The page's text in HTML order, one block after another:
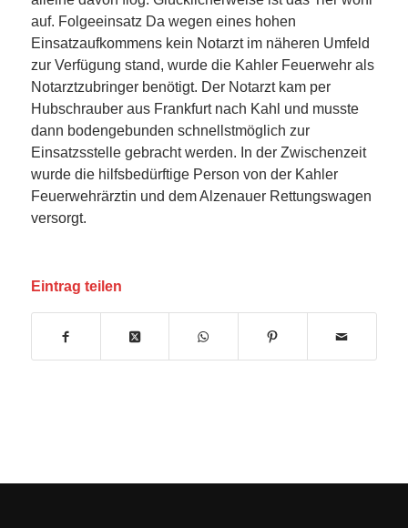
auf. Folgeeinsatz Da wegen eines hohen
Einsatzaufkommens kein Notarzt im näheren Umfeld
zur Verfügung stand, wurde die Kahler Feuerwehr als
Notarztzubringer benötigt. Der Notarzt kam per
Hubschrauber aus Frankfurt nach Kahl und musste
dann bodengebunden schnellstmöglich zur
Einsatzsstelle gebracht werden. In der Zwischenzeit
wurde die hilfsbedürftige Person von der Kahler
Feuerwehrärztin und dem Alzenauer Rettungswagen
versorgt.
Eintrag teilen